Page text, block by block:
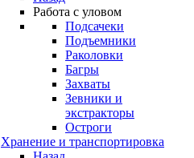
Работа с уловом
Подсачеки
Подъемники
Раколовки
Багры
Захваты
Зевники и
экстракторы
Остроги
Хранение и транспортировка